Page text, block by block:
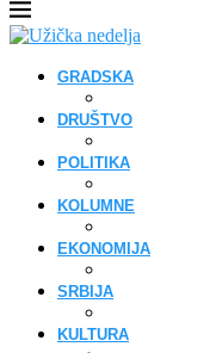
GRADSKA
DRUŠTVO
POLITIKA
KOLUMNE
EKONOMIJA
SRBIJA
KULTURA